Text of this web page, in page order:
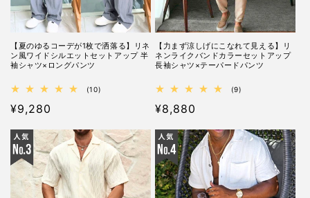
【夏のゆるコーデが1枚で洒落る】リネ
ン風ワイドシルエットセットアップ 半
袖シャツ×ロングパンツ
(10)
数
の
合
計
通
価
格
¥9,280
【力まず涼しげにこなれて見える】リ
ネンライクバンドカラーセットアップ
長袖シャツ×テーパードパンツ
(9)
数
計
通
価
格
¥8,880